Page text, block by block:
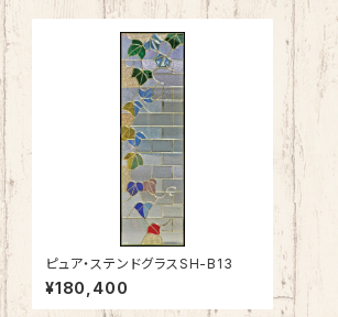
ピュア・ステンドグラスSH-B13
¥180,400